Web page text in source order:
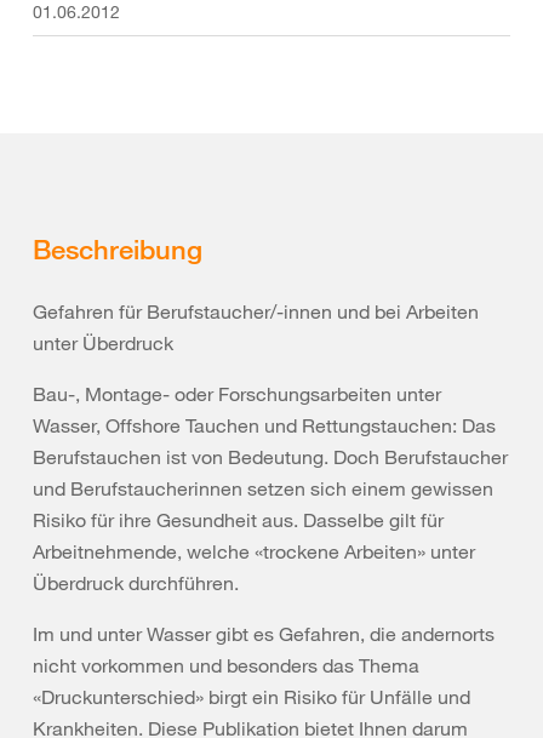
01.06.2012
Beschreibung
Gefahren für Berufstaucher/-innen und bei Arbeiten
unter Überdruck
Bau-, Montage- oder Forschungsarbeiten unter
Wasser, Offshore Tauchen und Rettungstauchen: Das
Berufstauchen ist von Bedeutung. Doch Berufstaucher
und Berufstaucherinnen setzen sich einem gewissen
Risiko für ihre Gesundheit aus. Dasselbe gilt für
Arbeitnehmende, welche «trockene Arbeiten» unter
Überdruck durchführen.
Im und unter Wasser gibt es Gefahren, die andernorts
nicht vorkommen und besonders das Thema
«Druckunterschied» birgt ein Risiko für Unfälle und
Krankheiten. Diese Publikation bietet Ihnen darum